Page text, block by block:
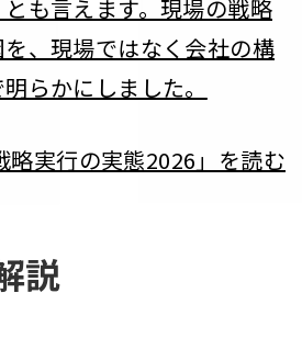
とも言えます。現場の戦略
、現場ではなく会社の構
らかにしました。
略実行の実態2026」を読む
説